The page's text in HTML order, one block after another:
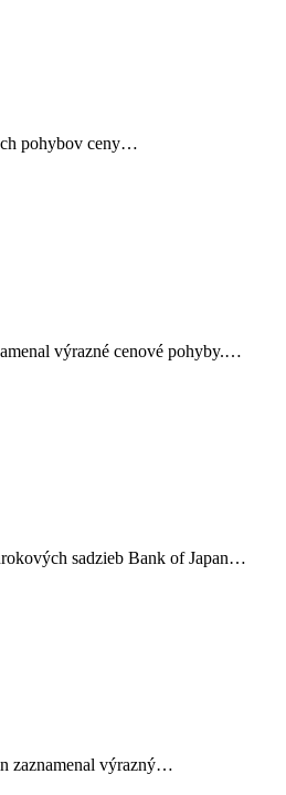
pohybov ceny…
výrazné cenové pohyby.…
sadzieb Bank of Japan…
zaznamenal výrazný…